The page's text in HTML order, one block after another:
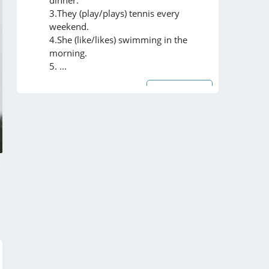
3.They (play/plays) tennis every
weekend.
4.She (like/likes) swimming in the
morning.
5. ...